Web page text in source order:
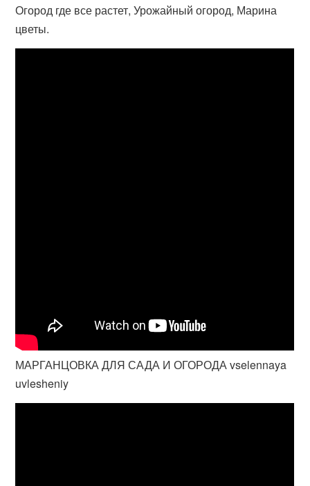
Огород где все растет, Урожайный огород, Марина
цветы.
МАРГАНЦОВКА ДЛЯ САДА И ОГОРОДА vselennaya
uvlesheniy